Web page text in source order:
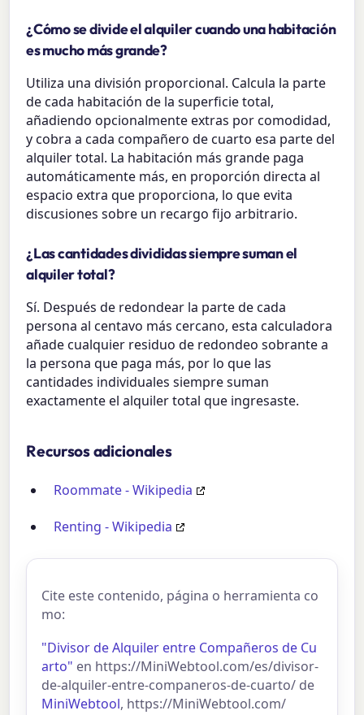
¿Cómo se divide el alquiler cuando una habitación
es mucho más grande?
Utiliza una división proporcional. Calcula la parte
de cada habitación de la superficie total,
añadiendo opcionalmente extras por comodidad,
y cobra a cada compañero de cuarto esa parte del
alquiler total. La habitación más grande paga
automáticamente más, en proporción directa al
espacio extra que proporciona, lo que evita
discusiones sobre un recargo fijo arbitrario.
¿Las cantidades divididas siempre suman el
alquiler total?
Sí. Después de redondear la parte de cada
persona al centavo más cercano, esta calculadora
añade cualquier residuo de redondeo sobrante a
la persona que paga más, por lo que las
cantidades individuales siempre suman
exactamente el alquiler total que ingresaste.
Recursos adicionales
Roommate - Wikipedia
Renting - Wikipedia
Cite este contenido, página o herramienta co
mo:
"Divisor de Alquiler entre Compañeros de Cu
arto" en https://MiniWebtool.com/es/divisor-
de-alquiler-entre-companeros-de-cuarto/ de
MiniWebtool, https://MiniWebtool.com/